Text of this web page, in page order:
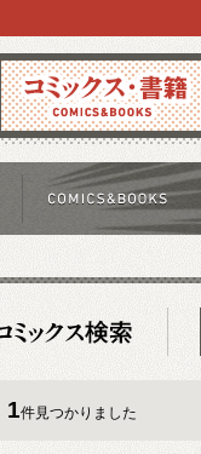
コミックス
1件見つかりました